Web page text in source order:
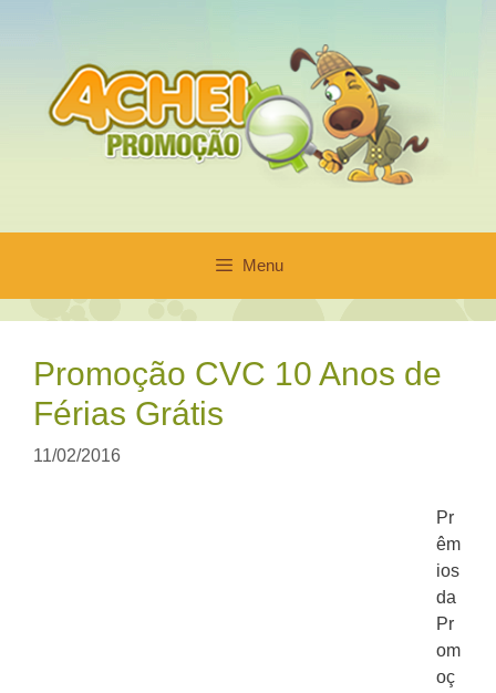
conteúdo
Menu
Promoção CVC 10 Anos de
Férias Grátis
11/02/2016
Pr
êm
ios
da
Pr
om
oç